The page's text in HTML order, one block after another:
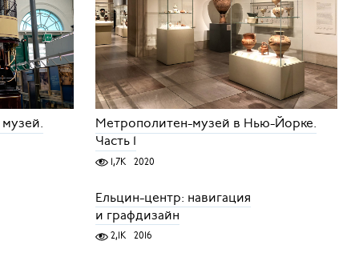
Метрополитен-музей в Нью-Йорке.
Часть 1
1,7K 2020
Ельцин-центр: навигация
и графдизайн
2,1K 2016